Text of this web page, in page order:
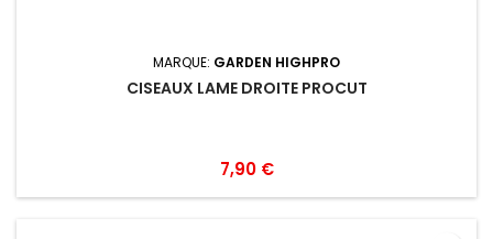
MARQUE: GARDEN HIGHPRO
CISEAUX LAME DROITE PROCUT
7,90 €